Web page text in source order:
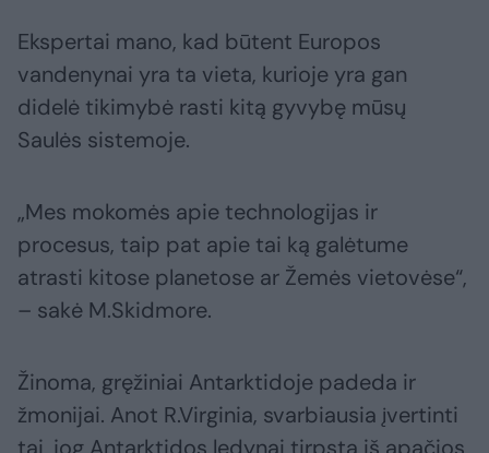
Ekspertai mano, kad būtent Europos
vandenynai yra ta vieta, kurioje yra gan
didelė tikimybė rasti kitą gyvybę mūsų
Saulės sistemoje.
„Mes mokomės apie technologijas ir
procesus, taip pat apie tai ką galėtume
atrasti kitose planetose ar Žemės vietovėse“,
– sakė M.Skidmore.
Žinoma, gręžiniai Antarktidoje padeda ir
žmonijai. Anot R.Virginia, svarbiausia įvertinti